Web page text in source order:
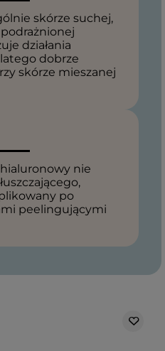
skórze suchej,
działania
dobrze
skórze mieszanej
nie
po
peelingującymi